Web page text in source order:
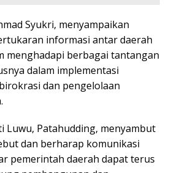
Syukri, menyampaikan
informasi antar daerah
menghadapi berbagai tantangan
dalam implementasi
dan pengelolaan
Luwu, Patahudding, menyambut
dan berharap komunikasi
pemerintah daerah dapat terus